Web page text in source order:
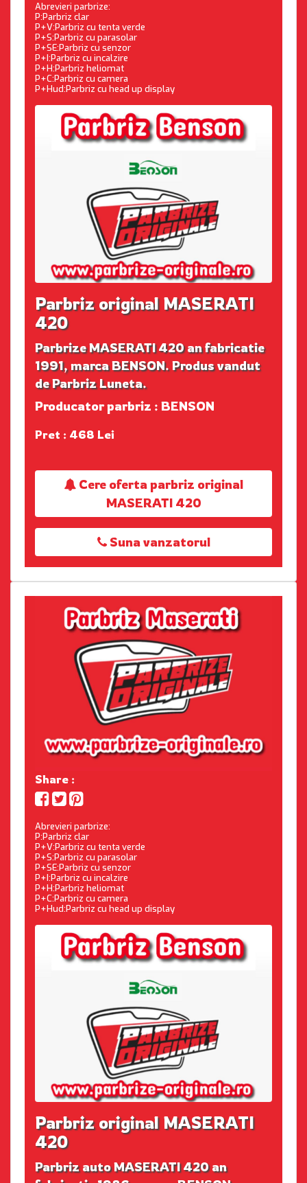
Abrevieri parbrize:
P:Parbriz clar
P+V:Parbriz cu tenta verde
P+S:Parbriz cu parasolar
P+SE:Parbriz cu senzor
P+I:Parbriz cu incalzire
P+H:Parbriz heliomat
P+C:Parbriz cu camera
P+Hud:Parbriz cu head up display
Parbriz original MASERATI
420
Parbrize MASERATI 420 an fabricatie
1991, marca BENSON. Produs vandut
de Parbriz Luneta.
Producator parbriz : BENSON
Pret : 468 Lei
Cere oferta parbriz original
MASERATI 420
Suna vanzatorul
Share :
Abrevieri parbrize:
P:Parbriz clar
P+V:Parbriz cu tenta verde
P+S:Parbriz cu parasolar
P+SE:Parbriz cu senzor
P+I:Parbriz cu incalzire
P+H:Parbriz heliomat
P+C:Parbriz cu camera
P+Hud:Parbriz cu head up display
Parbriz original MASERATI
420
Parbriz auto MASERATI 420 an